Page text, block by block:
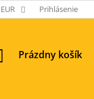
EUR Prihlásenie
NÁKUPNÝ
Prázdny košík